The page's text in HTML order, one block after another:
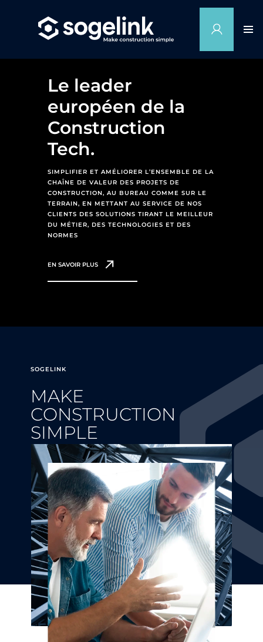
Le leader
européen de la
Construction
Tech.
SIMPLIFIER ET AMÉLIORER L’ENSEMBLE DE LA
CHAÎNE DE VALEUR DES PROJETS DE
CONSTRUCTION, ​AU BUREAU COMME SUR LE
TERRAIN, EN METTANT AU SERVICE DE NOS
CLIENTS DES SOLUTIONS ​TIRANT LE MEILLEUR
DU MÉTIER, DES TECHNOLOGIES ET DES
NORMES
EN SAVOIR PLUS
SOGELINK
MAKE
CONSTRUCTION
SIMPLE